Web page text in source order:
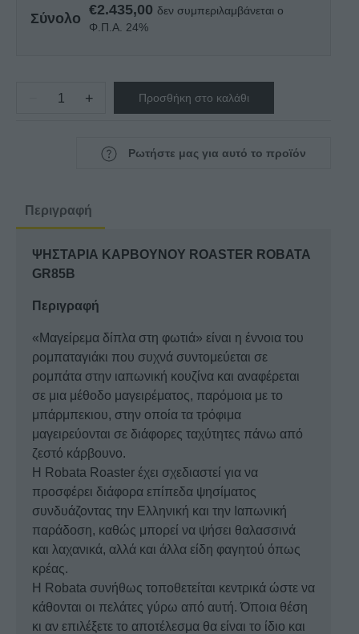
Σύνολο
€2.435,00 δεν συμπεριλαμβάνεται ο
Φ.Π.Α. 24%
ΨΗΣΤΑΡΙΑ
ποσότητα
+ Προσθήκη στο καλάθι
Ρωτήστε μας για αυτό το προϊόν
Περιγραφή
ΨΗΣΤΑΡΙΑ ΚΑΡΒΟΥΝΟΥ ROASTER ROBATA
GR85B
Περιγραφή
«Μαγείρεμα δίπλα στη φωτιά» είναι η έννοια του
ρομπαταγιάκι που συχνά συντομεύεται σε
ρομπάτα στην ιαπωνική κουζίνα και αναφέρεται
σε μια μέθοδο μαγειρέματος, παρόμοια με το
μπάρμπεκιου, στην οποία τα τρόφιμα
μαγειρεύονται σε διάφορες ταχύτητες πάνω από
ζεστό κάρβουνο.
Η Robata Roaster έχει σχεδιαστεί για να
προσφέρει διάφορα επίπεδα ψησίματος
συνδυάζοντας την Ελληνική και την Ιαπωνική
παράδοση, καθώς μπορεί να ψήσει θαλασσινά
και λαχανικά, αλλά και άλλα είδη φαγητού όπως
κρέας.
Η Robata συνήθως τοποθετείται κεντρικά ώστε να
κάθονται οι πελάτες γύρω από αυτή. Όποια θέση
κι αν επιλέξετε το αποτέλεσμα θα είναι το ίδιο και